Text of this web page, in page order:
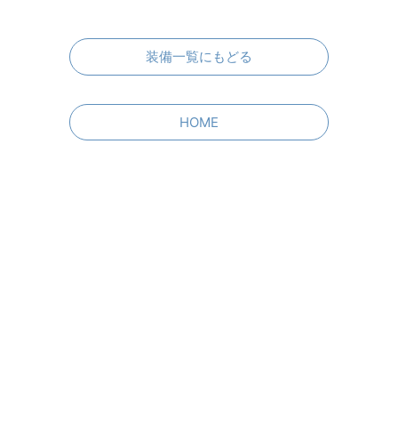
装備一覧にもどる